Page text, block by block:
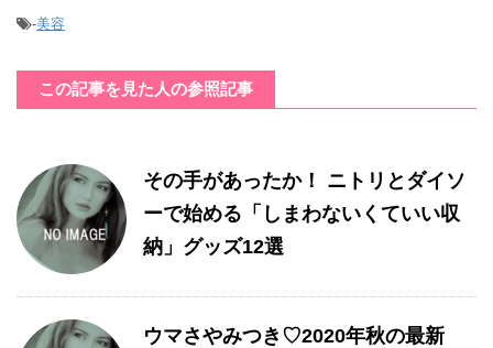
-美容
この記事を見た人の参照記事
その手があったか！ ニトリとダイソ
ーで始める「しまわないくていい収
納」グッズ12選
ウマさやみつき♡2020年秋の最新